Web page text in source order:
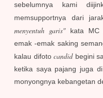
sebelumnya kami
memsupportnya dari
menyentuh garis"kata MC
emak -emak saking
kalau difotocandidbegini
ketika saya pajang juga
monyongnya kebangetan